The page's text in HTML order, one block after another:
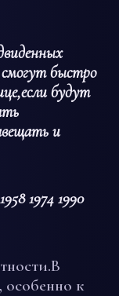
быстро
будут
и
1974 1990
особенно к